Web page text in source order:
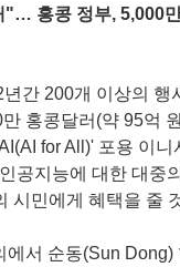
"… 홍콩 정부, 5,000
간 200개 이상의 행
홍콩달러(약 95억
for All)' 포용 이니
공지능에 대한 대중
시민에게 혜택을 줄
에서 순동(Sun Dong)